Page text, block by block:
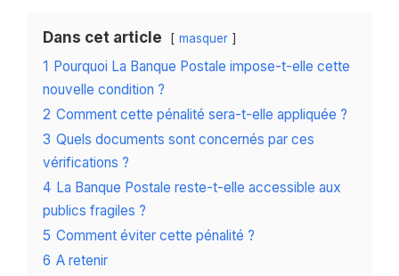
Dans cet article masquer
1 Pourquoi La Banque Postale impose-t-elle cette
nouvelle condition ?
2 Comment cette pénalité sera-t-elle appliquée ?
3 Quels documents sont concernés par ces
vérifications ?
4 La Banque Postale reste-t-elle accessible aux
publics fragiles ?
5 Comment éviter cette pénalité ?
6 A retenir